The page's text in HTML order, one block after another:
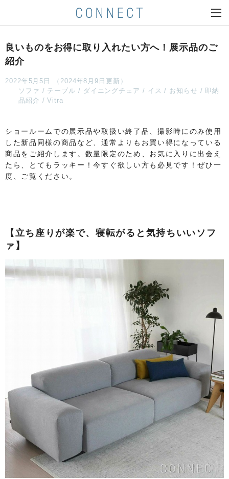
良いものをお得に取り入れたい方へ！展示品のご
紹介
2022年5月5日 （2024年8月9日更新）
ソファ
テーブル ダイニングチェア イス お知らせ
即納
品紹介
Vitra
ショールームでの展示品や取扱い終了品、撮影時にのみ使用
した新品同様の商品など、通常よりもお買い得になっている
商品をご紹介します。数量限定のため、お気に入りに出会え
たら、とてもラッキー！今すぐ欲しい方も必見です！ぜひ一
度、ご覧ください。
【立ち座りが楽で、寝転がると気持ちいいソフ
ァ】